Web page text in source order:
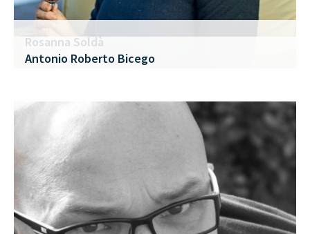
Rosanna Soldà
Antonio Roberto Bicego